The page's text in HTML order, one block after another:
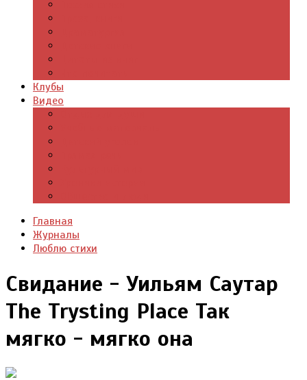
Клубы
Видео
Главная
Журналы
Люблю стихи
Свидание - Уильям Саутар
The Trysting Place Так
мягко - мягко она